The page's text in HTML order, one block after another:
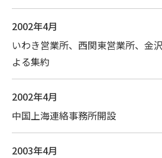
2002年4月
いわき営業所、西関東営業所、
よる集約
2002年4月
中国上海連絡事務所開設
2003年4月